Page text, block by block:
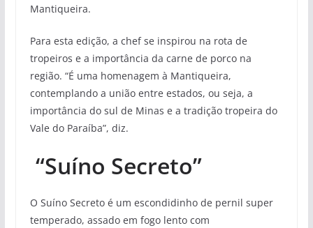
Mantiqueira.
Para esta edição, a chef se inspirou na rota de
tropeiros e a importância da carne de porco na
região. “É uma homenagem à Mantiqueira,
contemplando a união entre estados, ou seja, a
importância do sul de Minas e a tradição tropeira do
Vale do Paraíba”, diz.
“Suíno Secreto”
O Suíno Secreto é um escondidinho de pernil super
temperado, assado em fogo lento com